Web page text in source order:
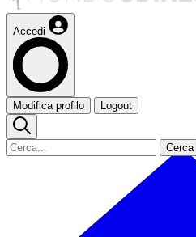
Accedi
Modifica profilo Logout
Cerca